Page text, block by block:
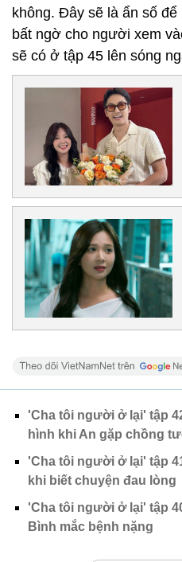
không. Đây sẽ là ẩn số để
bất ngờ cho người xem
sẽ có ở tập 45 lên sóng
'Cha tôi người ở lại' tập
hình khi An gặp chồng
'Cha tôi người ở lại' tập
khi biết chuyện đau lòng
'Cha tôi người ở lại' tập
Bình mắc bệnh nặng